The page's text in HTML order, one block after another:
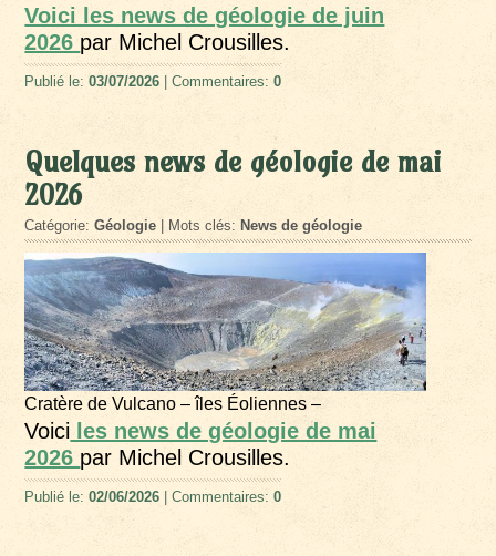
Voici les news de géologie de juin
2026 par Michel Crousilles.
Publié le:03/07/2026 | Commentaires:0
Quelques news de géologie de mai
2026
Catégorie:Géologie | Mots clés: News de géologie
Cratère de Vulcano – îles Éoliennes –
Voici les news de géologie de mai
2026 par Michel Crousilles.
Publié le:02/06/2026 | Commentaires:0